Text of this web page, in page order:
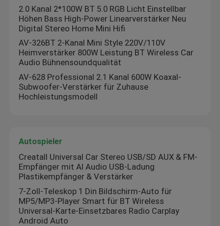
Zu Hause
2.0 Kanal 2*100W BT 5.0 RGB Licht Einstellbar
Höhen Bass High-Power Linearverstärker Neu
Digital Stereo Home Mini Hifi
AV-326BT 2-Kanal Mini Style 220V/110V
Heimverstärker 800W Leistung BT Wireless Car
Audio Bühnensoundqualität
AV-628 Professional 2.1 Kanal 600W Koaxal-
Subwoofer-Verstärker für Zuhause
Hochleistungsmodell
Autospieler
Creatall Universal Car Stereo USB/SD AUX & FM-
Empfänger mit AI Audio USB-Ladung
Plastikempfänger & Verstärker
7-Zoll-Teleskop 1 Din Bildschirm-Auto für
MP5/MP3-Player Smart für BT Wireless
Universal-Karte-Einsetzbares Radio Carplay
Android Auto